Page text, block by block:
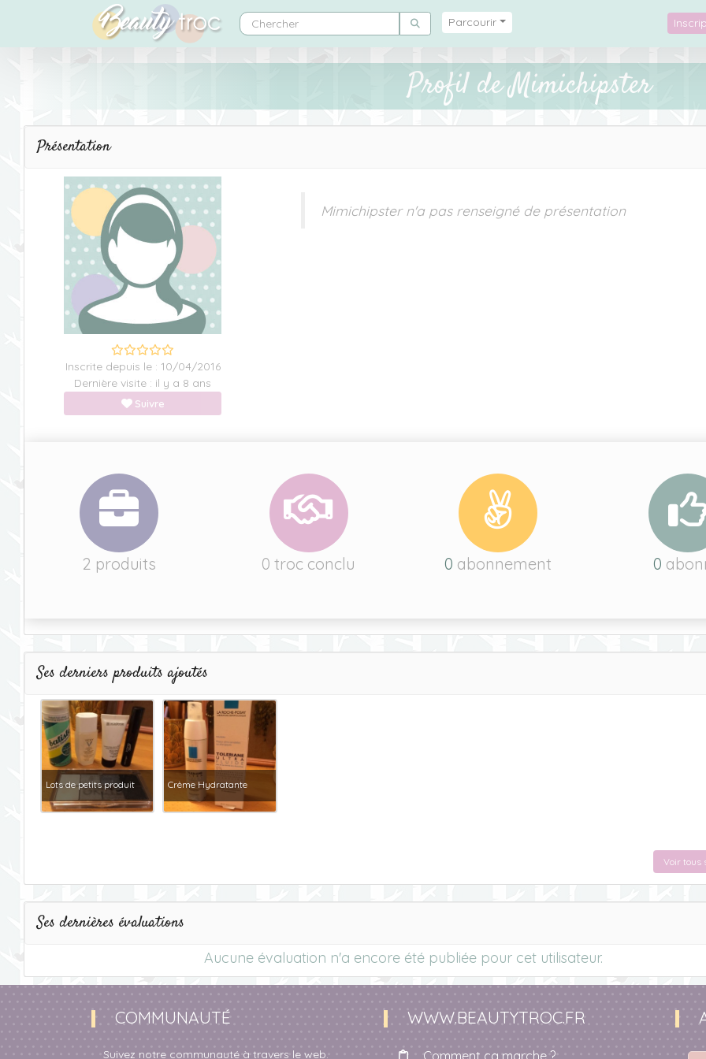
Parcourir
Profil de Mimichipster
Présentation
Inscrite depuis le : 10/04/2016
Dernière visite : il y a 8 ans
Suivre
Mimichipster n'a pas renseigné de présentation
2 produits 0 troc conclu 0 abonnement 0
Ses derniers produits ajoutés
Lots de petits produit Crème Hydratante
Voir tous
Ses dernières évaluations
Aucune évaluation n'a encore été publiée pour cet utilisateur.
COMMUNAUTÉ
Suivez notre communauté à travers le web.
WWW.BEAUTYTROC.FR
Comment ça marche ?